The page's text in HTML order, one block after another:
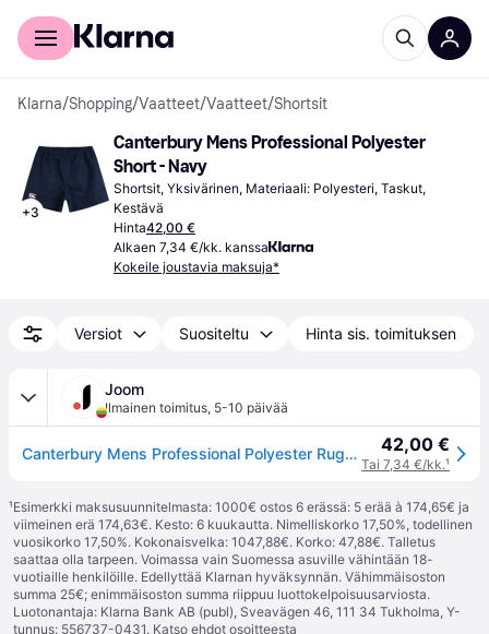
Kuluttajille
Klarna/Shopping/Vaatteet/Vaatteet/Shortsit
+3
Canterbury Mens Professional Polyester
Short - Navy
Shortsit, Yksivärinen, Materiaali: Polyesteri, Taskut,
Kestävä
Hinta42,00 €
Alkaen 7,34 €/kk. kanssa
Kokeile joustavia maksuja*
Versiot Suositeltu Hinta sis. toimituksen
Joom
Ilmainen toimitus, 5-10 päivää
Canterbury Mens Professional Polyester Rugby Shorts M Dark blue 42,00 €
Tai 7,34 €/kk.¹
¹Esimerkki maksusuunnitelmasta: 1000€ ostos 6 erässä: 5 erää à 174,65€ ja
viimeinen erä 174,63€. Kesto: 6 kuukautta. Nimelliskorko 17,50%, todellinen
vuosikorko 17,50%. Kokonaisvelka: 1047,88€. Korko: 47,88€. Talletus
saattaa olla tarpeen. Voimassa vain Suomessa asuville vähintään 18-
vuotiaille henkilöille. Edellyttää Klarnan hyväksynnän. Vähimmäisoston
summa 25€; enimmäisoston summa riippuu luottokelpoisuusarviosta.
Luotonantaja: Klarna Bank AB (publ), Sveavägen 46, 111 34 Tukholma, Y-
tunnus: 556737-0431. Katso ehdot osoitteesta